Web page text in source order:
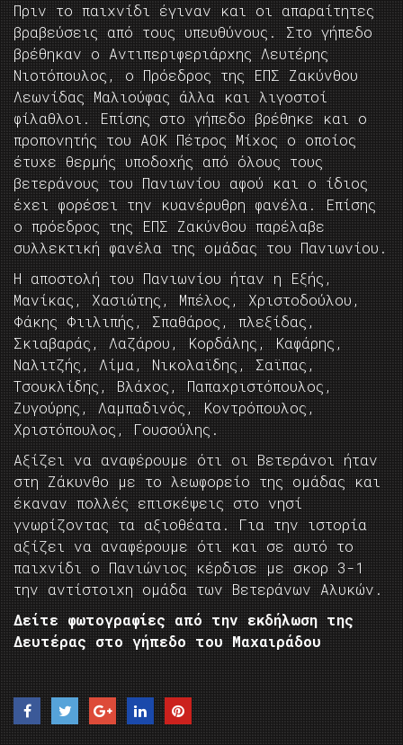
Πριν το παιχνίδι έγιναν και οι απαραίτητες
βραβεύσεις από τους υπευθύνους. Στο γήπεδο
βρέθηκαν ο Αντιπεριφεριάρχης Λευτέρης
Νιοτόπουλος, ο Πρόεδρος της ΕΠΣ Ζακύνθου
Λεωνίδας Μαλιούφας άλλα και λιγοστοί
φίλαθλοι. Επίσης στο γήπεδο βρέθηκε και ο
προπονητής του ΑΟΚ Πέτρος Μίχος ο οποίος
έτυχε θερμής υποδοχής από όλους τους
βετεράνους του Πανιωνίου αφού και ο ίδιος
έχει φορέσει την κυανέρυθρη φανέλα. Επίσης
ο πρόεδρος της ΕΠΣ Ζακύνθου παρέλαβε
συλλεκτική φανέλα της ομάδας του Πανιωνίου.
Η αποστολή του Πανιωνίου ήταν η Εξής,
Μανίκας, Χασιώτης, Μπέλος, Χριστοδούλου,
Φάκης Φιιλιπής, Σπαθάρος, πλεξίδας,
Σκιαβαράς, Λαζάρου, Κορδάλης, Καφάρης,
Ναλιτζής, Λίμα, Νικολαϊδης, Σαϊπας,
Τσουκλίδης, Βλάχος, Παπαχριστόπουλος,
Ζυγούρης, Λαμπαδινός, Κοντρόπουλος,
Χριστόπουλος, Γουσούλης.
Αξίζει να αναφέρουμε ότι οι Βετεράνοι ήταν
στη Ζάκυνθο με το λεωφορείο της ομάδας και
έκαναν πολλές επισκέψεις στο νησί
γνωρίζοντας τα αξιοθέατα. Για την ιστορία
αξίζει να αναφέρουμε ότι και σε αυτό το
παιχνίδι ο Πανιώνιος κέρδισε με σκορ 3-1
την αντίστοιχη ομάδα των Βετεράνων Αλυκών.
Δείτε φωτογραφίες από την εκδήλωση της
Δευτέρας στο γήπεδο του Μαχαιράδου